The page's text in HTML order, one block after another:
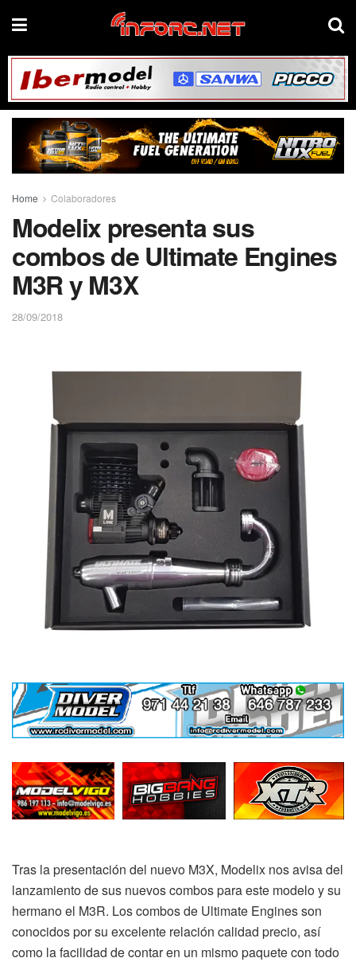
Home Colaboradores
Modelix presenta sus
combos de Ultimate Engines
M3R y M3X
28/09/2018
Tras la presentación del nuevo M3X, Modelix nos avisa del
lanzamiento de sus nuevos combos para este modelo y su
hermano el M3R. Los combos de Ultimate Engines son
conocidos por su excelente relación calidad precio, así
como la facilidad de contar en un mismo paquete con todo